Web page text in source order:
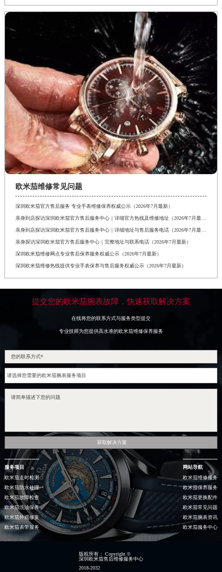
欧米茄维修常见问题
深圳欧米茄官方售后服务 专业手表维修保养权威公示（2026年7月最新）
亲身探访深圳欧米茄官方售后服务中心｜完整地址与联系电话（2026年7月最新）
深圳欧米茄维修网点专业售后保养服务权威公示（2026年7月最新）
深圳欧米茄维修热线提供专业手表保养与售后服务权威公示（2026年7月最新）
提交您的欧米茄腕表故障，快速获取解决方案
在线将您的联系方式与服务类型提交
专业技师为您提供高水准的欧米茄维修保养服务
获取解决方案
服务项目
欧米茄走时检测
欧米茄防水处理
欧米茄故障检查
欧米茄洗油保养
欧米茄外观修复
欧米茄表带服务
网站导航
欧米茄维修服务
欧米茄保养服务
欧米茄更换配件
欧米茄常见问题
欧米茄腕表资讯
欧米茄服务中心
版权所有：
Copyright ©
深圳欧米茄售后维修服务中心
2018-2032